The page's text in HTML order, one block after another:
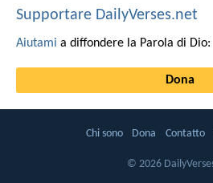
Supportare DailyVerses.net
Aiutami a diffondere la Parola di Dio:
Dona
Chi sono Dona Contatto
© 2026